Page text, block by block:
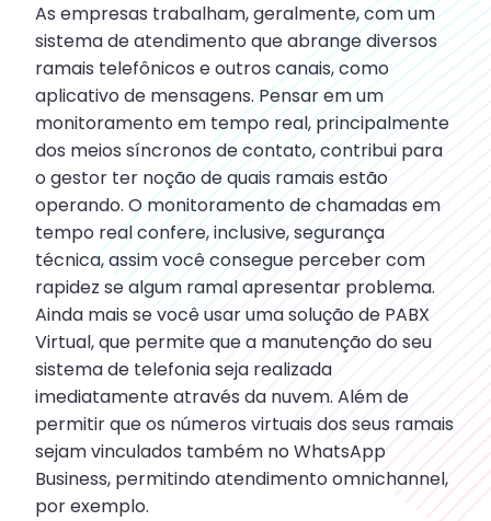
As empresas trabalham, geralmente, com um
sistema de atendimento que abrange diversos
ramais telefônicos e outros canais, como
aplicativo de mensagens. Pensar em um
monitoramento em tempo real, principalmente
dos meios síncronos de contato, contribui para
o gestor ter noção de quais ramais estão
operando. O monitoramento de chamadas em
tempo real confere, inclusive, segurança
técnica, assim você consegue perceber com
rapidez se algum ramal apresentar problema.
Ainda mais se você usar uma solução de PABX
Virtual, que permite que a manutenção do seu
sistema de telefonia seja realizada
imediatamente através da nuvem. Além de
permitir que os números virtuais dos seus ramais
sejam vinculados também no WhatsApp
Business, permitindo atendimento omnichannel,
por exemplo.